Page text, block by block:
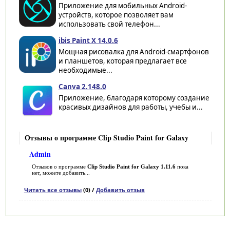
Приложение для мобильных Android-
устройств, которое позволяет вам
использовать свой телефон...
ibis Paint X 14.0.6
Мощная рисовалка для Android-смартфонов
и планшетов, которая предлагает все
необходимые...
Canva 2.148.0
Приложение, благодаря которому создание
красивых дизайнов для работы, учебы и...
Отзывы о программе Clip Studio Paint for Galaxy
Admin
Отзывов о программе Clip Studio Paint for Galaxy 1.11.6пока
нет, можете добавить...
Читать все отзывы(0) / Добавить отзыв